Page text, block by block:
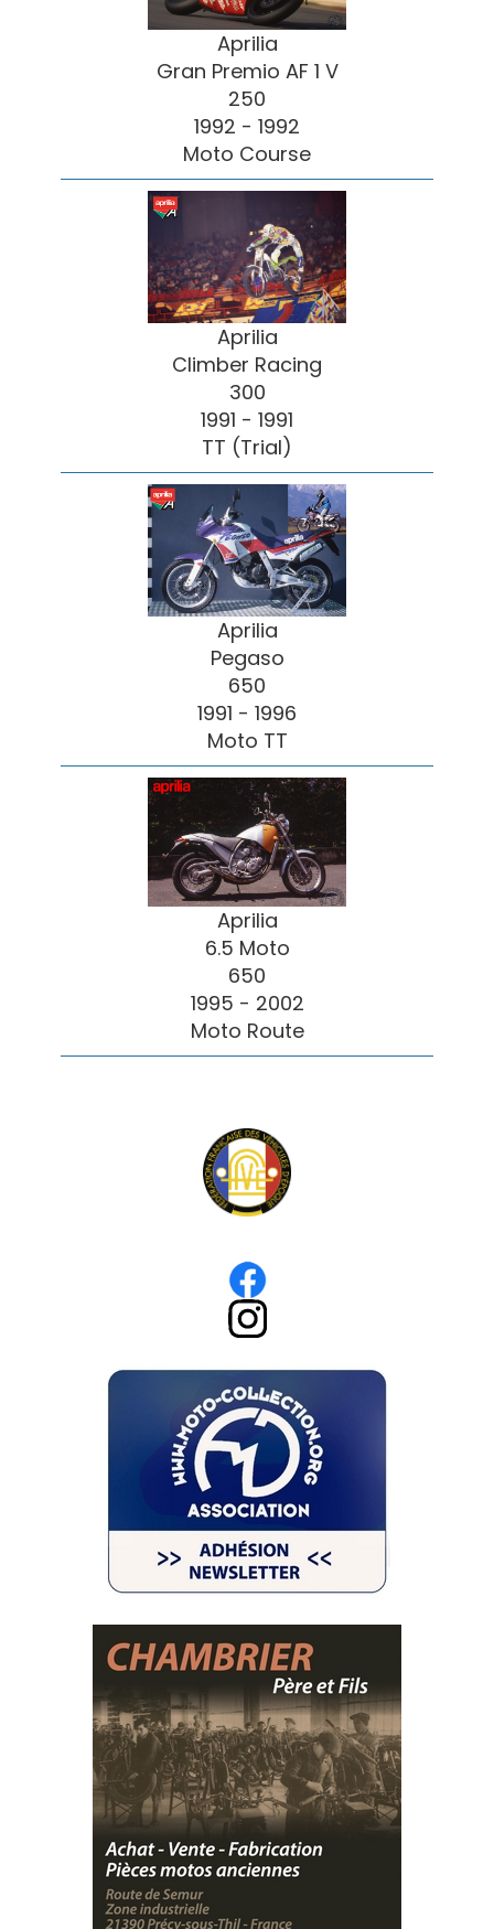
Aprilia
Gran Premio AF 1 V
250
1992 - 1992
Moto Course
Aprilia
Climber Racing
300
1991 - 1991
TT (Trial)
Aprilia
Pegaso
650
1991 - 1996
Moto TT
Aprilia
6.5 Moto
650
1995 - 2002
Moto Route